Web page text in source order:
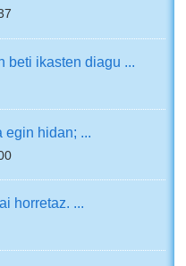
beti ikasten diagu ...
egin hidan; ...
horretaz. ...